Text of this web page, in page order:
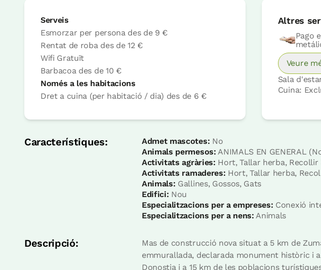
Habitació
Habitació - 1 llit gran
Casa sencera / adequat per a grups 10 pax
5 Banys
Serveis
Esmorzar per persona des de 9 €
Rentat de roba des de 12 €
Wifi Gratuït
Barbacoa des de 10 €
Només a les habitacions
Dret a cuina (per habitació / dia) des de 6 €
Altres
Pago
Veure
Sala
Cuina:
Característiques: Admet mascotes: No
Animals permesos: ANIMALS EN GENERAL
Activitats agràries: Hort, Tallar herba, Recollir
Activitats ramaderes: Hort, Tallar herba,
Animals: Gallines, Gossos, Gats
Edifici: Nou
Especialitzacions per a empreses: Conexió
Especialitzacions per a nens: Animals
Descripció:
Mas de construcció nova situat a 5 km de
emmurallada, declarada monument històric i
Donostia i a 15 km de les poblacions